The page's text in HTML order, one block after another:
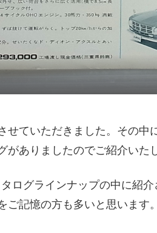
せていただきました。その中
がありましたのでご紹介いた
ログラインナップの中に紹
記憶の方も多いと思います。